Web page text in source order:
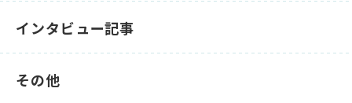
インタビュー記事
その他